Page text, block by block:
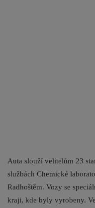
Auta slouží velitelům 23
službách Chemické
Radhoštěm. Vozy se
kraji, kde byly vyrobeny.